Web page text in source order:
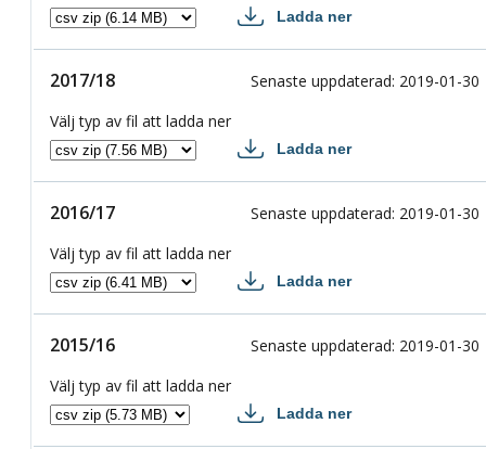
Ladda ner
2017/18
2017/18 Senaste uppdaterad: 2019-01-30
Välj typ av fil att ladda ner
Ladda ner
2016/17
2016/17 Senaste uppdaterad: 2019-01-30
Välj typ av fil att ladda ner
Ladda ner
2015/16
2015/16 Senaste uppdaterad: 2019-01-30
Välj typ av fil att ladda ner
Ladda ner